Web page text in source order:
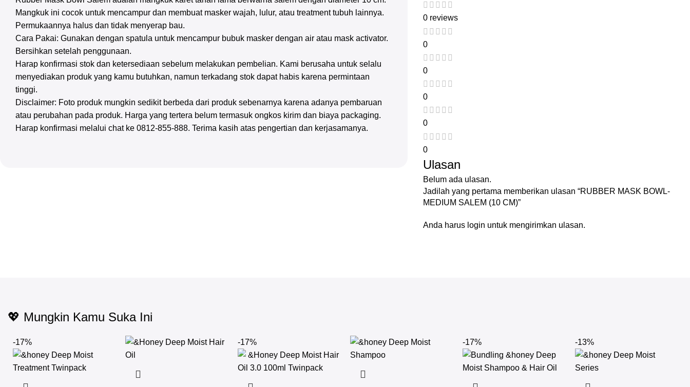
Mangkuk ini cocok untuk mencampur dan membuat masker wajah, lulur, atau treatment tubuh lainnya.
Permukaannya halus dan tidak menyerap bau.
Cara Pakai: Gunakan dengan spatula untuk mencampur bubuk masker dengan air atau mask activator.
Bersihkan setelah penggunaan.
Harap konfirmasi stok dan ketersediaan sebelum melakukan pembelian. Kami berusaha untuk selalu
menyediakan produk yang kamu butuhkan, namun terkadang stok dapat habis karena permintaan
tinggi.
Disclaimer: Foto produk mungkin sedikit berbeda dari produk sebenarnya karena adanya pembaruan
atau perubahan pada produk. Harga yang tertera belum termasuk ongkos kirim dan biaya packaging.
Harap konfirmasi melalui chat ke 0812-855-888. Terima kasih atas pengertian dan kerjasamanya.
0 reviews
0
0
0
0
0
Ulasan
Belum ada ulasan.
Jadilah yang pertama memberikan ulasan “RUBBER MASK BOWL-
MEDIUM SALEM (10 CM)”
Anda harus login untuk mengirimkan ulasan.
💖 Mungkin Kamu Suka Ini
-17% -17% -17% -13%